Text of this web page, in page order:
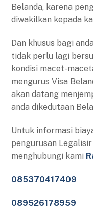
Belanda, karena
diwakilkan kepada
Dan khusus bagi
tidak perlu lagi
kondisi macet-
mengurus Visa
akan datang
anda dikedutaan
Untuk informasi
pengurusan
menghubungi kami
085370417409
089526178959